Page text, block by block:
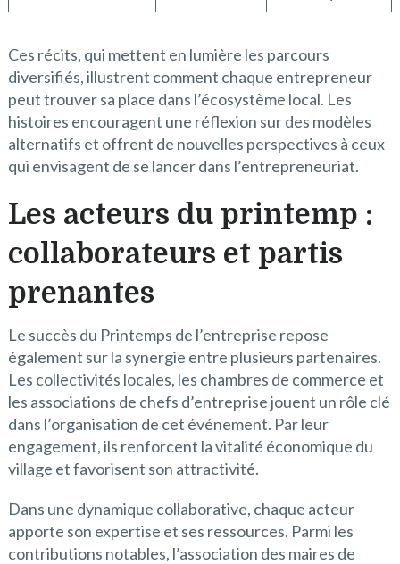
Ces récits, qui mettent en lumière les parcours
diversifiés, illustrent comment chaque entrepreneur
peut trouver sa place dans l’écosystème local. Les
histoires encouragent une réflexion sur des modèles
alternatifs et offrent de nouvelles perspectives à ceux
qui envisagent de se lancer dans l’entrepreneuriat.
Les acteurs du printemp :
collaborateurs et partis
prenantes
Le succès du Printemps de l’entreprise repose
également sur la synergie entre plusieurs partenaires.
Les collectivités locales, les chambres de commerce et
les associations de chefs d’entreprise jouent un rôle clé
dans l’organisation de cet événement. Par leur
engagement, ils renforcent la vitalité économique du
village et favorisent son attractivité.
Dans une dynamique collaborative, chaque acteur
apporte son expertise et ses ressources. Parmi les
contributions notables, l’association des maires de